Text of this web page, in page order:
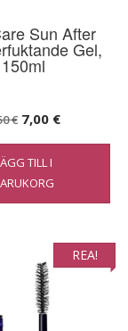
Sun After
Gel,
150ml
€ Det
ursprungliga
priset
var:
7,00 €Det
nuvarande
TILL I
REA!